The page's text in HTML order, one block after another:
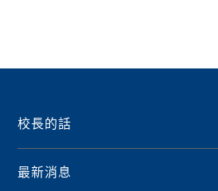
校長的話
最新消息